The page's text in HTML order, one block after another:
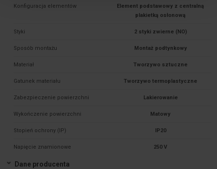
Konfiguracja elementów
Element podstawowy z centralną
plakietką osłonową
Styki 2 styki zwierne (NO)
Sposób montażu Montaż podtynkowy
Materiał Tworzywo sztuczne
Gatunek materiału Tworzywo termoplastyczne
Zabezpieczenie powierzchni Lakierowanie
Wykończenie powierzchni Matowy
Stopień ochrony (IP) IP20
Napięcie znamionowe 250 V
Dane producenta